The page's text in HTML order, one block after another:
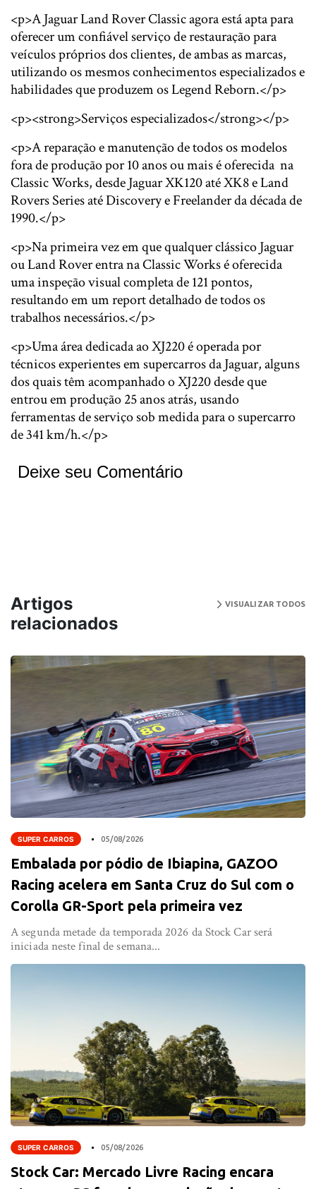
<p>A Jaguar Land Rover Classic agora está apta para
oferecer um confiável serviço de restauração para
veículos próprios dos clientes, de ambas as marcas,
utilizando os mesmos conhecimentos especializados e
habilidades que produzem os Legend Reborn.</p>
<p><strong>Serviços especializados</strong></p>
<p>A reparação e manutenção de todos os modelos
fora de produção por 10 anos ou mais é oferecida na
Classic Works, desde Jaguar XK120 até XK8 e Land
Rovers Series até Discovery e Freelander da década de
1990.</p>
<p>Na primeira vez em que qualquer clássico Jaguar
ou Land Rover entra na Classic Works é oferecida
uma inspeção visual completa de 121 pontos,
resultando em um report detalhado de todos os
trabalhos necessários.</p>
<p>Uma área dedicada ao XJ220 é operada por
técnicos experientes em supercarros da Jaguar, alguns
dos quais têm acompanhado o XJ220 desde que
entrou em produção 25 anos atrás, usando
ferramentas de serviço sob medida para o supercarro
de 341 km/h.</p>
Deixe seu Comentário
Artigos
relacionados
VISUALIZAR TODOS
SUPER CARROS 05/08/2026
Embalada por pódio de Ibiapina, GAZOO
Racing acelera em Santa Cruz do Sul com o
Corolla GR-Sport pela primeira vez
A segunda metade da temporada 2026 da Stock Car será
iniciada neste final de semana...
SUPER CARROS 05/08/2026
Stock Car: Mercado Livre Racing encara